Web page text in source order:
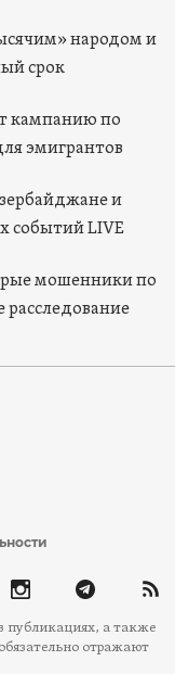
народом и
срок
кампанию по
эмигрантов
и
событий LIVE
мошенники по
расследование
публикациях, а также
отражают